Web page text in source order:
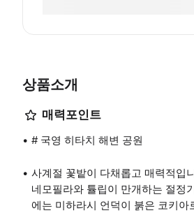
상품소개
매력포인트
# 국영 히타치 해변 공원
사계절 꽃밭이 다채롭고 매력적입
네모필라와 튤립이 만개하는 절정
에는 미하라시 언덕이 붉은 코키